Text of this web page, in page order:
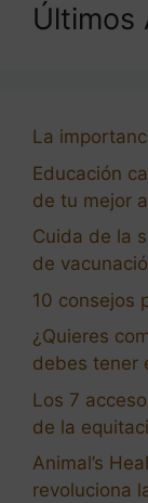
Últimos
La
Educación
de tu mejor
Cuida de la
de
10 consejos
¿Quieres
debes tener
Los 7
de la
Animal’s
revoluciona